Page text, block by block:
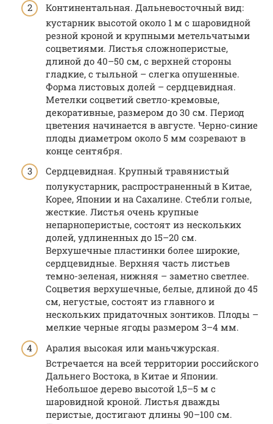
Континентальная. Дальневосточный вид:
кустарник высотой около 1 м с шаровидной
резной кроной и крупными метельчатыми
соцветиями. Листья сложноперистые,
длиной до 40–50 см, с верхней стороны
гладкие, с тыльной – слегка опушенные.
Форма листовых долей – сердцевидная.
Метелки соцветий светло-кремовые,
декоративные, размером до 30 см. Период
цветения начинается в августе. Черно-синие
плоды диаметром около 5 мм созревают в
конце сентября.
Сердцевидная. Крупный травянистый
полукустарник, распространенный в Китае,
Корее, Японии и на Сахалине. Стебли голые,
жесткие. Листья очень крупные
непарноперистые, состоят из нескольких
долей, удлиненных до 15–20 см.
Верхушечные пластинки более широкие,
сердцевидные. Верхняя часть листьев
темно-зеленая, нижняя – заметно светлее.
Соцветия верхушечные, белые, длиной до 45
см, негустые, состоят из главного и
нескольких придаточных зонтиков. Плоды –
мелкие черные ягоды размером 3–4 мм.
Аралия высокая или маньчжурская.
Встречается на всей территории российского
Дальнего Востока, в Китае и Японии.
Небольшое дерево высотой 1,5–5 м с
шаровидной кроной. Листья дважды
перистые, достигают длины 90–100 см.